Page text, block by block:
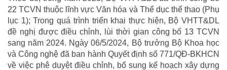
22 TCVN thuộc lĩnh vực Văn hóa và Thể dục thể thao (Phụ
lục 1); Trong quá trình triển khai thực hiện, Bộ VHTT&DL
đề nghị được điều chỉnh, lùi thời gian công bố 13 TCVN
sang năm 2024. Ngày 06/5/2024, Bộ trưởng Bộ Khoa học
và Công nghệ đã ban hành Quyết định số 771/QĐ-BKHCN
về việc phê duyệt điều chỉnh, bổ sung kế hoạch xây dựng